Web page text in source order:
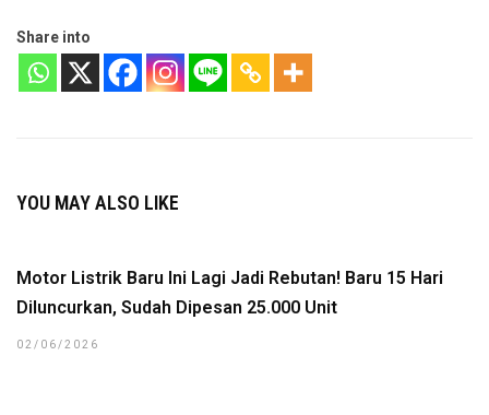
Share into
YOU MAY ALSO LIKE
Motor Listrik Baru Ini Lagi Jadi Rebutan! Baru 15 Hari
Diluncurkan, Sudah Dipesan 25.000 Unit
02/06/2026